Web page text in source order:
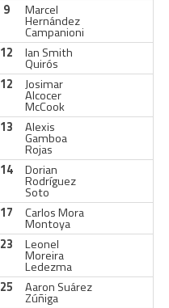
9
Marcel
Hernández
Campanioni
12
Ian Smith
Quirós
12
Josimar
Alcocer
McCook
13
Alexis
Gamboa
Rojas
14
Dorian
Rodríguez
Soto
17
Carlos Mora
Montoya
23
Leonel
Moreira
Ledezma
25
Aaron Suárez
Zúñiga